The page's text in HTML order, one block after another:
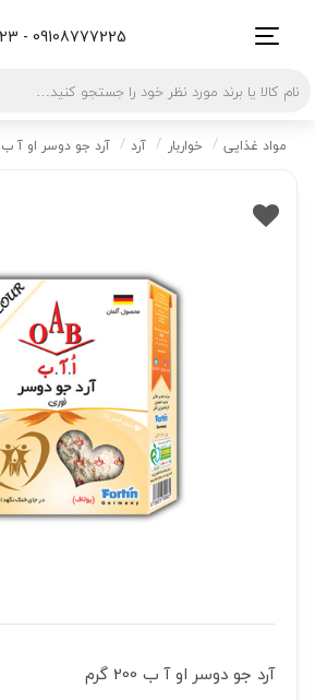
- 09108777225
مواد غذایی خواربار آرد آرد جو دوسر او آ ب 200 گرم
آرد جو دوسر او آ ب 200 گرم